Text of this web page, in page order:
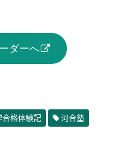
ダーへ
合格体験記 河合塾